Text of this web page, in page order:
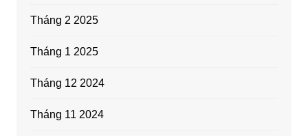
Tháng 2 2025
Tháng 1 2025
Tháng 12 2024
Tháng 11 2024